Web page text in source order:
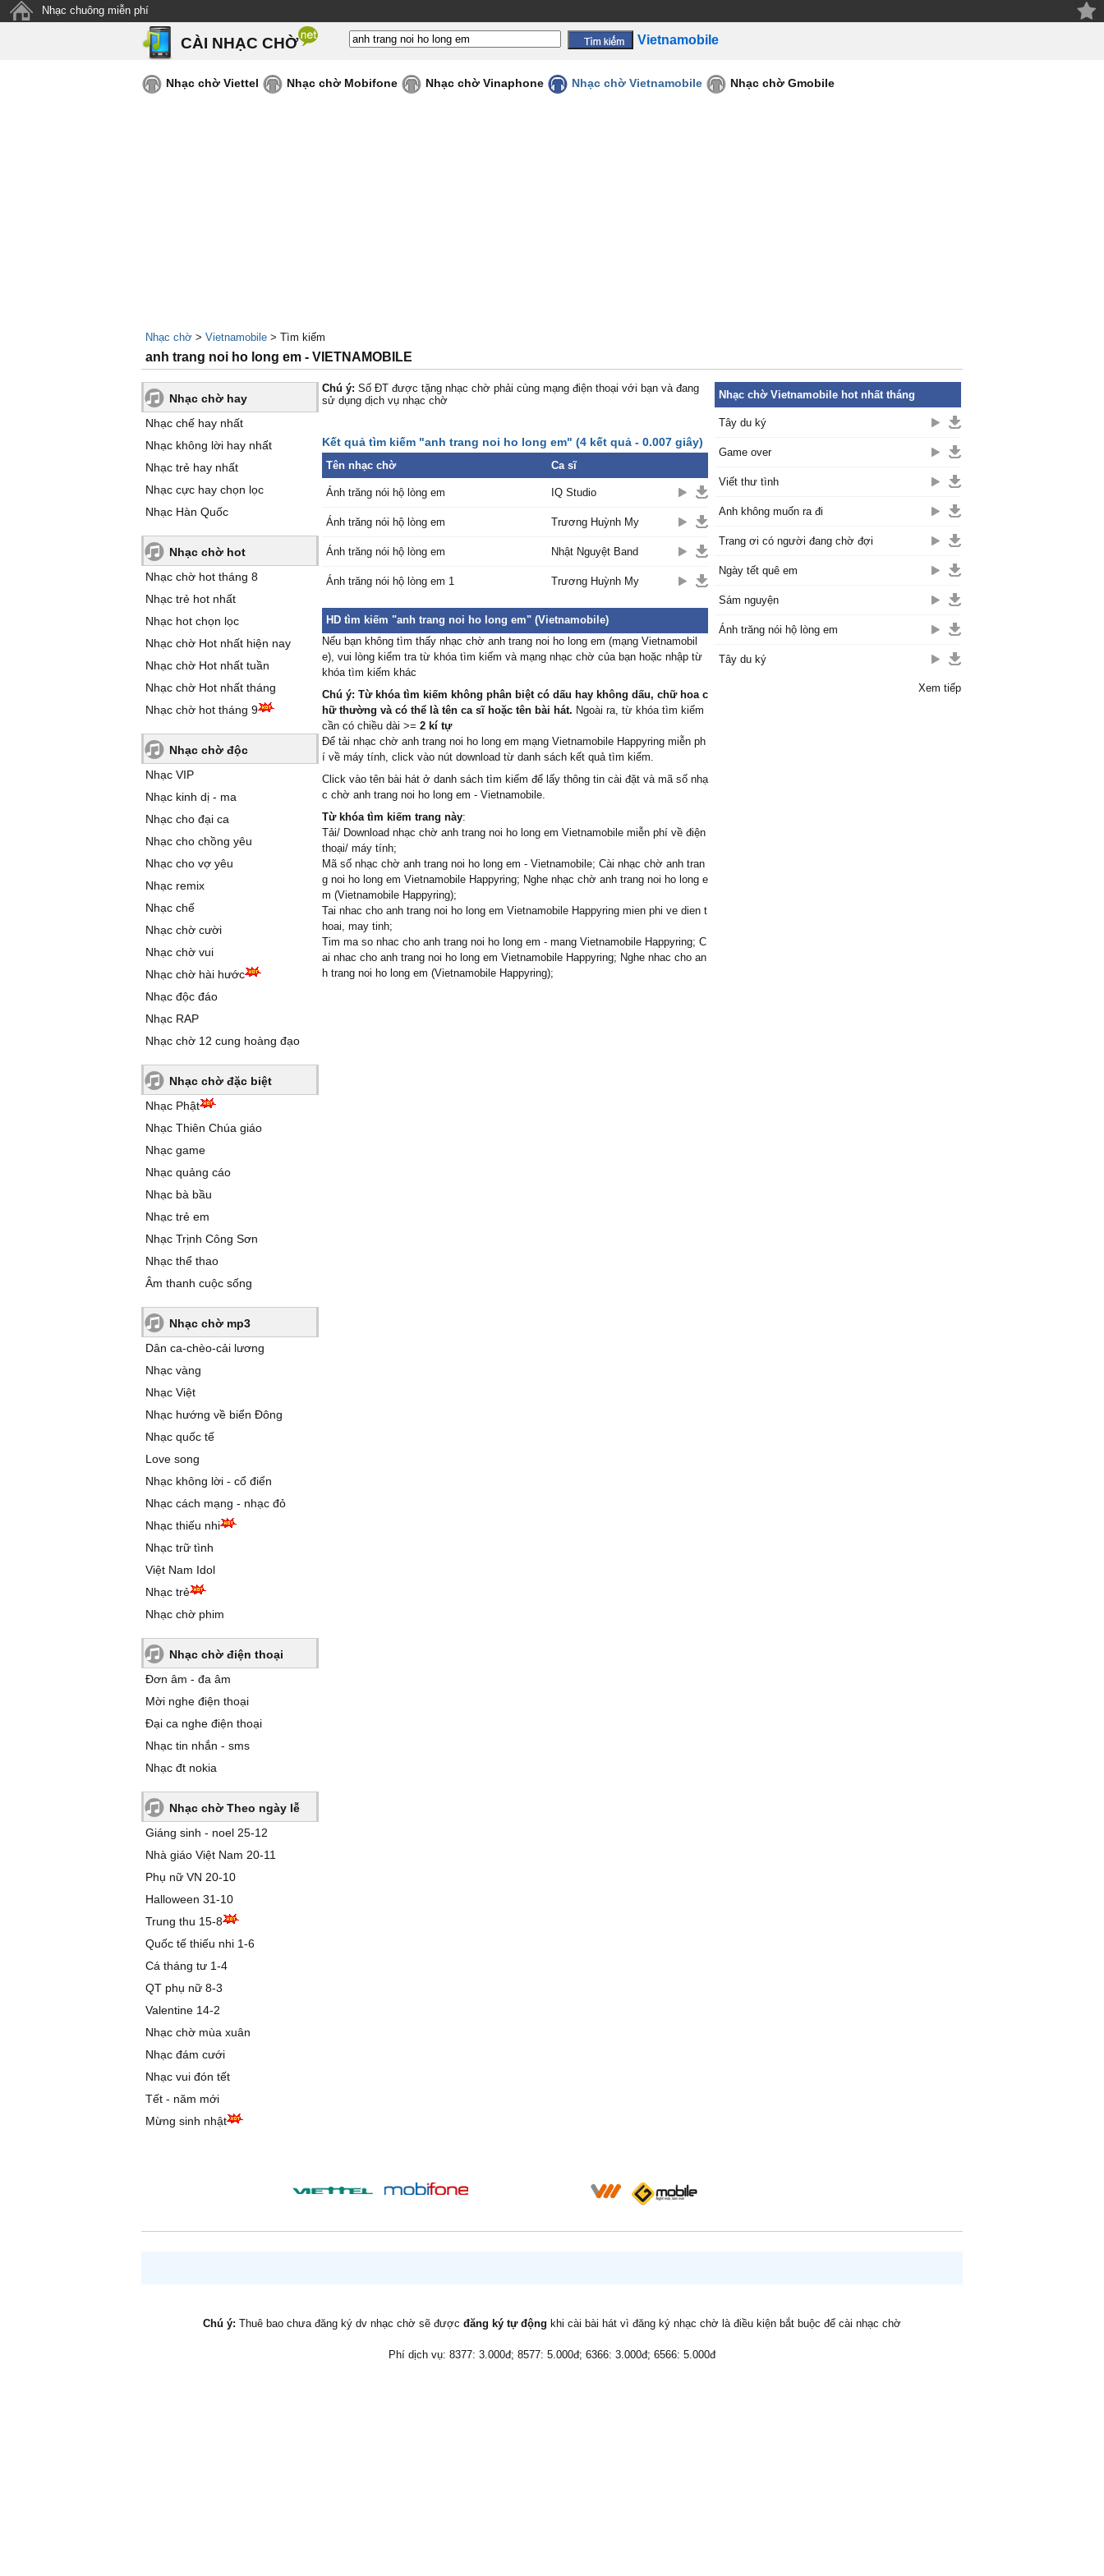
Nhạc chuông miễn phí
CÀI NHẠC CHỜ Vietnamobile
Nhạc chờ Viettel Nhạc chờ Mobifone Nhạc chờ Vinaphone Nhạc chờ Vietnamobile Nhạc chờ Gmobile
Nhạc chờ > Vietnamobile > Tìm kiếm
anh trang noi ho long em - VIETNAMOBILE
Nhạc chờ hay
Nhạc chế hay nhất
Nhạc không lời hay nhất
Nhạc trẻ hay nhất
Nhạc cực hay chọn lọc
Nhạc Hàn Quốc
Nhạc chờ hot
Nhạc chờ hot tháng 8
Nhạc trẻ hot nhất
Nhạc hot chọn lọc
Nhạc chờ Hot nhất hiện nay
Nhạc chờ Hot nhất tuần
Nhạc chờ Hot nhất tháng
Nhạc chờ hot tháng 9
Nhạc chờ độc
Nhạc VIP
Nhạc kinh dị - ma
Nhạc cho đại ca
Nhạc cho chồng yêu
Nhạc cho vợ yêu
Nhạc remix
Nhạc chế
Nhạc chờ cười
Nhạc chờ vui
Nhạc chờ hài hước
Nhạc độc đáo
Nhạc RAP
Nhạc chờ 12 cung hoàng đạo
Nhạc chờ đặc biệt
Nhạc Phật
Nhạc Thiên Chúa giáo
Nhạc game
Nhạc quảng cáo
Nhạc bà bầu
Nhạc trẻ em
Nhạc Trịnh Công Sơn
Nhạc thể thao
Âm thanh cuộc sống
Nhạc chờ mp3
Dân ca-chèo-cải lương
Nhạc vàng
Nhạc Việt
Nhạc hướng về biển Đông
Nhạc quốc tế
Love song
Nhạc không lời - cổ điển
Nhạc cách mạng - nhạc đỏ
Nhạc thiếu nhi
Nhạc trữ tình
Việt Nam Idol
Nhạc trẻ
Nhạc chờ phim
Nhạc chờ điện thoại
Đơn âm - đa âm
Mời nghe điện thoại
Đại ca nghe điện thoại
Nhạc tin nhắn - sms
Nhạc đt nokia
Nhạc chờ Theo ngày lễ
Giáng sinh - noel 25-12
Nhà giáo Việt Nam 20-11
Phụ nữ VN 20-10
Halloween 31-10
Trung thu 15-8
Quốc tế thiếu nhi 1-6
Cá tháng tư 1-4
QT phụ nữ 8-3
Valentine 14-2
Nhạc chờ mùa xuân
Nhạc đám cưới
Nhạc vui đón tết
Tết - năm mới
Mừng sinh nhật
Chú ý: Số ĐT được tặng nhạc chờ phải cùng mạng điện thoại với bạn và đang
sử dụng dịch vụ nhạc chờ
Kết quả tìm kiếm "anh trang noi ho long em" (4 kết quả - 0.007 giây)
Tên nhạc chờ Ca sĩ
Ánh trăng nói hộ lòng em IQ Studio
Ánh trăng nói hộ lòng em Trương Huỳnh My
Ánh trăng nói hộ lòng em Nhật Nguyệt Band
Ánh trăng nói hộ lòng em 1 Trương Huỳnh My
HD tìm kiếm "anh trang noi ho long em" (Vietnamobile)
Nếu bạn không tìm thấy nhạc chờ anh trang noi ho long em (mạng Vietnamobil
e), vui lòng kiểm tra từ khóa tìm kiếm và mạng nhạc chờ của bạn hoặc nhập từ
khóa tìm kiếm khác
Chú ý: Từ khóa tìm kiếm không phân biệt có dấu hay không dấu, chữ hoa c
hữ thường và có thể là tên ca sĩ hoặc tên bài hát. Ngoài ra, từ khóa tìm kiếm
cần có chiều dài >= 2 kí tự
Để tải nhạc chờ anh trang noi ho long em mạng Vietnamobile Happyring miễn ph
í về máy tính, click vào nút download từ danh sách kết quả tìm kiếm.
Click vào tên bài hát ở danh sách tìm kiếm để lấy thông tin cài đặt và mã số nhạ
c chờ anh trang noi ho long em - Vietnamobile.
Từ khóa tìm kiếm trang này:
Tải/ Download nhạc chờ anh trang noi ho long em Vietnamobile miễn phí về điện
thoại/ máy tính;
Mã số nhạc chờ anh trang noi ho long em - Vietnamobile; Cài nhạc chờ anh tran
g noi ho long em Vietnamobile Happyring; Nghe nhạc chờ anh trang noi ho long e
m (Vietnamobile Happyring);
Tai nhac cho anh trang noi ho long em Vietnamobile Happyring mien phi ve dien t
hoai, may tinh;
Tim ma so nhac cho anh trang noi ho long em - mang Vietnamobile Happyring; C
ai nhac cho anh trang noi ho long em Vietnamobile Happyring; Nghe nhac cho an
h trang noi ho long em (Vietnamobile Happyring);
Nhạc chờ Vietnamobile hot nhất tháng
Tây du ký
Game over
Viết thư tình
Anh không muốn ra đi
Trang ơi có người đang chờ đợi
Ngày tết quê em
Sám nguyện
Ánh trăng nói hộ lòng em
Tây du ký
Xem tiếp
Chú ý: Thuê bao chưa đăng ký dv nhạc chờ sẽ được đăng ký tự động khi cài bài hát vì đăng ký nhạc chờ là điều kiện bắt buộc để cài nhạc chờ
Phí dịch vụ: 8377: 3.000đ; 8577: 5.000đ; 6366: 3.000đ; 6566: 5.000đ